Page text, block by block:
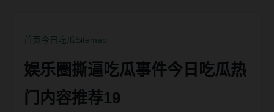
首页今日吃瓜Sitemap
娱乐圈撕逼吃瓜事件今日吃瓜热
门内容推荐19